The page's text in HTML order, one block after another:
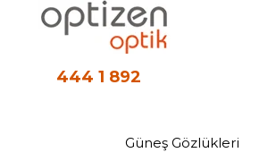
444 1 892
Güneş Gözlükleri